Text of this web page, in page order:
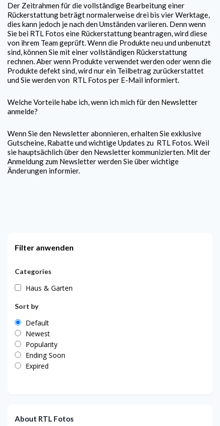
Der Zeitrahmen für die vollständige Bearbeitung einer
Rückerstattung beträgt normalerweise drei bis vier Werktage,
dies kann jedoch je nach den Umständen variieren. Denn wenn
Sie bei RTL Fotos eine Rückerstattung beantragen, wird diese
von ihrem Team geprüft. Wenn die Produkte neu und unbenutzt
sind, können Sie mit einer vollständigen Rückerstattung
rechnen. Aber wenn Produkte verwendet werden oder wenn die
Produkte defekt sind, wird nur ein Teilbetrag zurückerstattet
und Sie werden von RTL Fotos per E-Mail informiert.
Welche Vorteile habe ich, wenn ich mich für den Newsletter
anmelde?
Wenn Sie den Newsletter abonnieren, erhalten Sie exklusive
Gutscheine, Rabatte und wichtige Updates zu RTL Fotos . Weil
sie hauptsächlich über den Newsletter kommunizierten. Mit der
Anmeldung zum Newsletter werden Sie über wichtige
Änderungen informier.
Filter anwenden
Categories
Haus & Garten
Sort by
Default
Newest
Popularity
Ending Soon
Expired
About RTL Fotos